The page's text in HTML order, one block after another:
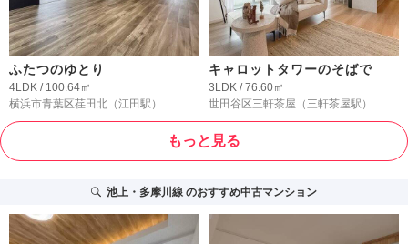
ふたつのゆとり
4LDK / 100.64㎡
横浜市青葉区荏田北 （江田駅）
キャロットタワーのそばで
3LDK / 76.60㎡
世田谷区三軒茶屋 （三軒茶屋駅）
もっと見る
池上・多摩川線のおすすめ中古マンション